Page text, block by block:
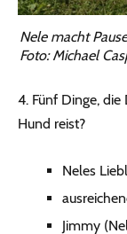
Nele macht Pause
Foto: Michael
4. Fünf Dinge,
Hund reist?
Neles
Jimmy